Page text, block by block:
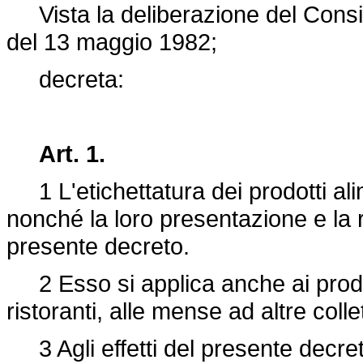
Vista la deliberazione del
del 13 maggio 1982;
decreta:
Art. 1.
1 L'etichettatura dei prodotti
nonché la loro presentazione e
presente decreto.
2 Esso si applica anche ai
ristoranti, alle mense ad altre
3 Agli effetti del presente